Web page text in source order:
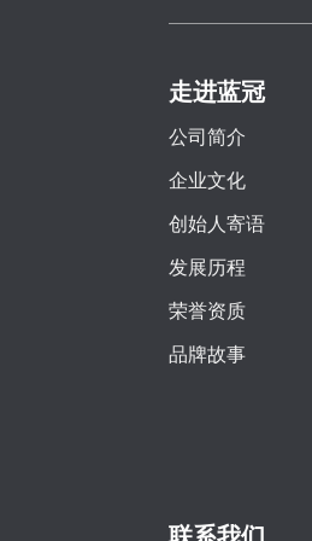
走进蓝冠
公司简介
企业文化
创始人寄语
发展历程
荣誉资质
品牌故事